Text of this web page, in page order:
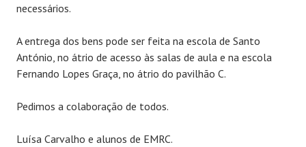
necessários.
A entrega dos bens pode ser feita na escola de Santo
António, no átrio de acesso às salas de aula e na escola
Fernando Lopes Graça, no átrio do pavilhão C.
Pedimos a colaboração de todos.
Luísa Carvalho e alunos de EMRC.